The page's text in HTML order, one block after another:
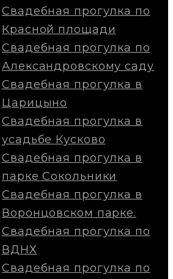
Свадебная прогулка по
Красной площади
Свадебная прогулка по
Александровскому саду
Свадебная прогулка в
Царицыно
Свадебная прогулка в
усадьбе Кусково
Свадебная прогулка в
парке Сокольники
Свадебная прогулка в
Воронцовском парке.
Свадебная прогулка по
ВДНХ
Свадебная прогулка по